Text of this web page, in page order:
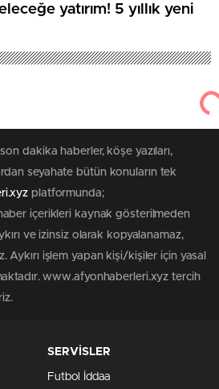
yatırım! 5 yıllık yeni
dakika haberler, köşe yazıları,
seyahate bütün konuların tek
platformunda;
içerikleri kaynak gösterilmeden
ve izinsiz olarak kopyalanamaz,
Aykırı işlem yapan kişi/kişiler için yasal
www.afyonhaberleri.xyz tercih
SERVİSLER
Futbol İddaa